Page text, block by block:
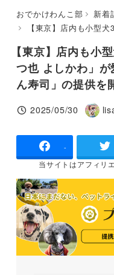
おでかけわんこ部 新着
【東京】店内も小型犬3頭まで同伴OK！「
【東京】店内も小
つ也 よしかわ」
ん寿司」の提供を
投稿日
2025/05/30
著
-
当サイトはアフィリ